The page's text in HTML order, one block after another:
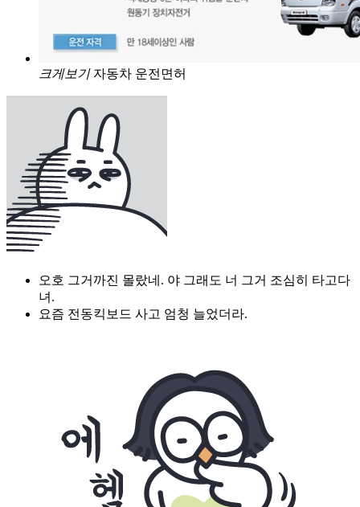
크게보기 자동차 운전면허
오호 그거까진 몰랐네. 야 그래도 너 그거 조심히 타고다
녀.
요즘 전동킥보드 사고 엄청 늘었더라.